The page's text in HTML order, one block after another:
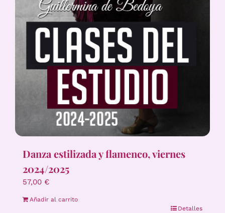
Danza estilizada y flamenco, viernes
2024/2025
57,00 €
Añadir al carrito
Detalles